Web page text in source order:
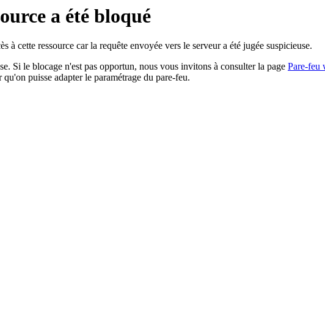
a été bloqué
cette ressource car la requête envoyée vers le serveur a été jugée suspicieuse.
Si le blocage n'est pas opportun, nous vous invitons à consulter la page Pare-feu
puisse adapter le paramétrage du pare-feu.